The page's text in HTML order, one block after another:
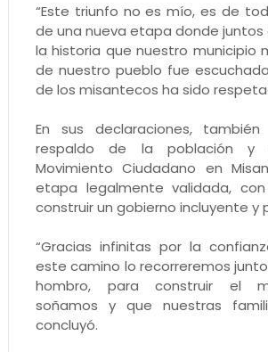
“Este triunfo no es mío, es de
de una nueva etapa donde juntos
la historia que nuestro municipio
de nuestro pueblo fue
de los misantecos ha sido
En sus declaraciones,
respaldo de la población y
Movimiento Ciudadano en
etapa legalmente validada,
construir un gobierno incluyente y
“Gracias infinitas por la
este camino lo recorreremos
hombro, para construir el
soñamos y que nuestras
concluyó.